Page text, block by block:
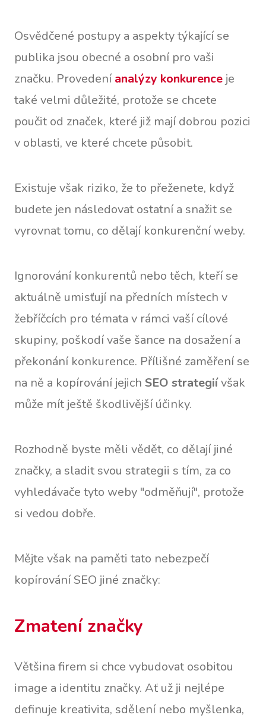
Osvědčené postupy a aspekty týkající se
publika jsou obecné a osobní pro vaši
značku. Provedení analýzy konkurence je
také velmi důležité, protože se chcete
poučit od značek, které již mají dobrou pozici
v oblasti, ve které chcete působit.
Existuje však riziko, že to přeženete, když
budete jen následovat ostatní a snažit se
vyrovnat tomu, co dělají konkurenční weby.
Ignorování konkurentů nebo těch, kteří se
aktuálně umisťují na předních místech v
žebříčcích pro témata v rámci vaší cílové
skupiny, poškodí vaše šance na dosažení a
překonání konkurence. Přílišné zaměření se
na ně a kopírování jejich SEO strategiívšak
může mít ještě škodlivější účinky.
Rozhodně byste měli vědět, co dělají jiné
značky, a sladit svou strategii s tím, za co
vyhledávače tyto weby "odměňují", protože
si vedou dobře.
Mějte však na paměti tato nebezpečí
kopírování SEO jiné značky:
Zmatení značky
Většina firem si chce vybudovat osobitou
image a identitu značky. Ať už ji nejlépe
definuje kreativita, sdělení nebo myšlenka,